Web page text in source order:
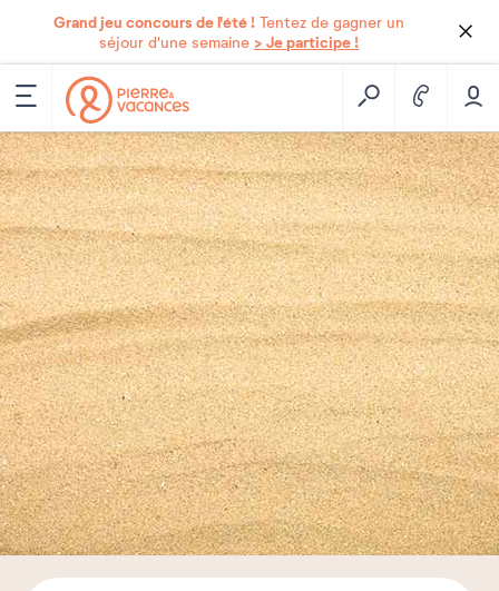
Grand jeu concours de l'été ! Tentez de gagner un
séjour d'une semaine > Je participe !